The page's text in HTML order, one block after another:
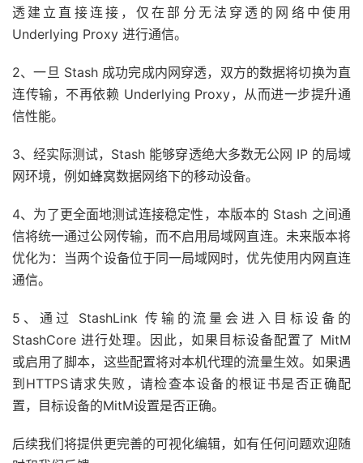
透建立直接连接，仅在部分无法穿透的网络中使用
Underlying Proxy 进行通信。
2、一旦 Stash 成功完成内网穿透，双方的数据将切换为直
连传输，不再依赖 Underlying Proxy，从而进一步提升通
信性能。
3、经实际测试，Stash 能够穿透绝大多数无公网 IP 的局域
网环境，例如蜂窝数据网络下的移动设备。
4、为了更全面地测试连接稳定性，本版本的 Stash 之间通
信将统一通过公网传输，而不启用局域网直连。未来版本将
优化为：当两个设备位于同一局域网时，优先使用内网直连
通信。
5、通过 StashLink 传输的流量会进入目标设备的
StashCore 进行处理。因此，如果目标设备配置了 MitM
或启用了脚本，这些配置将对本机代理的流量生效。如果遇
到HTTPS请求失败，请检查本设备的根证书是否正确配
置，目标设备的MitM设置是否正确。
后续我们将提供更完善的可视化编辑，如有任何问题欢迎随